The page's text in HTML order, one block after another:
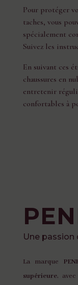
Pour protéger
taches, vous
spécialement
Suivez les
En suivant ces
chaussures en
entretenir
confortables à
Une passion
La marque
supérieure,